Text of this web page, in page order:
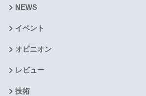
NEWS
イベント
オピニオン
レビュー
技術